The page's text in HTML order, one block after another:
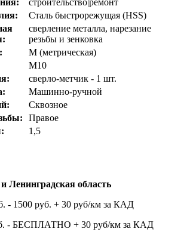
Сталь быстрорежущая (HSS)
сверление металла, нарезание
резьбы и зенковка
M (метрическая)
М10
сверло-метчик - 1 шт.
Машинно-ручной
Сквозное
Правое
1,5
Ленинградская область
- 1500 руб. + 30 руб/км за КАД
- БЕСПЛАТНО + 30 руб/км за КАД